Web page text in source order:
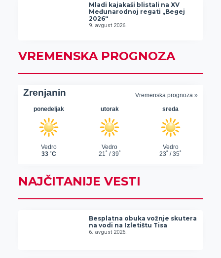
Mladi kajakaši blistali na XV
Međunarodnoj regati „Begej
2026“
9. avgust 2026.
VREMENSKA PROGNOZA
NAJČITANIJE VESTI
Besplatna obuka vožnje skutera
na vodi na Izletištu Tisa
6. avgust 2026.